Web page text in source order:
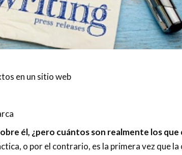
en un sitio web
él, ¿pero cuántos son realmente los
o por el contrario, es la primera vez que